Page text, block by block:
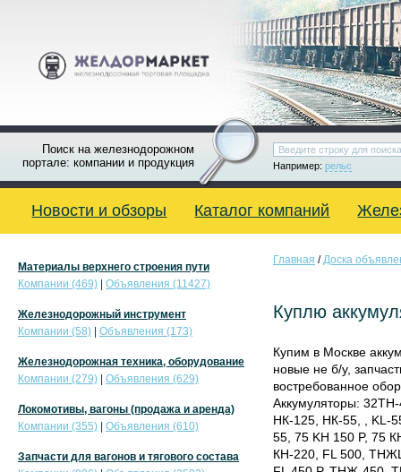
Поиск на железнодорожном
портале: компании и продукция
Например: рельс
Новости и обзоры Каталог компаний
Главная /Доска
Куплю
Купим в Москве
новые не б/у,
востребованное
Аккумуляторы:
НК-125, НК-55, , KL-
55, 75 KH 150 P, 75
КН-220, FL 500,
Материалы верхнего строения пути
Компании (469)
Объявления (11427)
Железнодорожный инструмент
Компании (58)
Объявления (173)
Железнодорожная техника, оборудование
Компании (279)
Объявления (629)
Локомотивы, вагоны (продажа и аренда)
Компании (355)
Объявления (610)
Запчасти для вагонов и тягового состава